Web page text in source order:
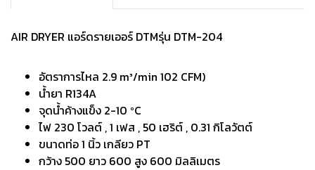
AIR DRYER แอร์ดรายเออร์ DTMรุ่น DTM-204
อัตราการไหล 2.9 m³/min 102 CFM)
น้ำยา R134A
จุดน้ำค้างแข็ง 2-10 ºC
ไฟ 230 โวลต์ , 1 เฟส , 50 เฮริต์ , 0.31 กิโลวัตต์
ขนาดท่อ 1 นิ้ว เกลียว PT
กว้าง 500 ยาว 600 สูง 600 มิลลิเมตร